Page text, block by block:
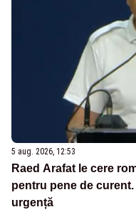
5 aug. 2026, 12:53
Raed Arafat le cere
pentru pene de
urgență